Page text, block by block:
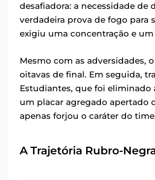
desafiadora: a necessidade
verdadeira prova de fogo para
exigiu uma concentração e
Mesmo com as adversidades,
oitavas de final. Em seguida,
Estudiantes, que foi eliminado
um placar agregado apertado
apenas forjou o caráter do
A Trajetória Rubro-